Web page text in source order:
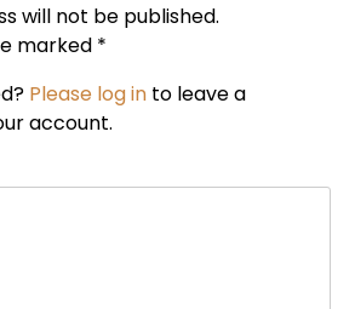
will not be published.
marked *
Please log in to leave a
account.